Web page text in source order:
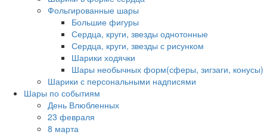
Фольгированные шары
Большие фигуры
Сердца, круги, звезды однотонные
Сердца, круги, звезды с рисунком
Шарики ходячки
Шары необычных форм(сферы, зигзаги, конусы)
Шарики с персональными надписями
Шары по событиям
День Влюбленных
23 февраля
8 марта